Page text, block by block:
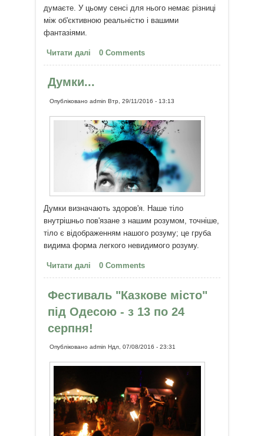
думаєте. У цьому сенсі для нього немає різниці
між об'єктивною реальністю і вашими
фантазіями.
Читати далі про 5 фактів про мозок, які
змінять ваше життя
0 Comments
Думки...
Опублікованоadmin Втр, 29/11/2016 - 13:13
Думки визначають здоров'я. Наше тіло
внутрішньо пов'язане з нашим розумом, точніше,
тіло є відображенням нашого розуму; це груба
видима форма легкого невидимого розуму.
Читати далі про Думки...
0 Comments
Фестиваль "Казкове місто"
під Одесою - з 13 по 24
серпня!
Опублікованоadmin Ндл, 07/08/2016 - 23:31